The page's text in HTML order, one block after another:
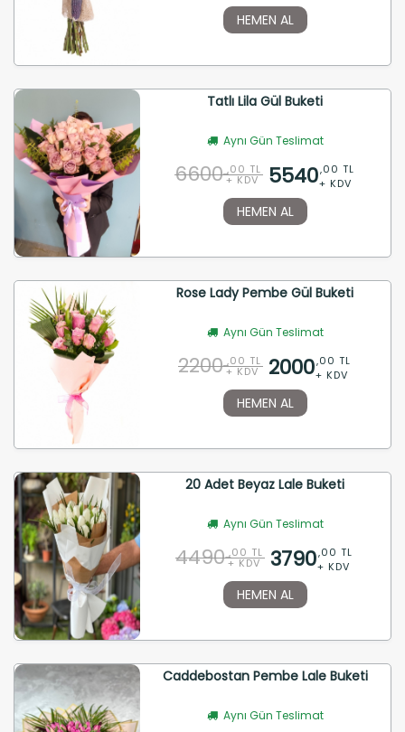
HEMEN AL
Tatlı Lila Gül Buketi
Aynı Gün Teslimat
6600 ,00 TL
+ KDV 5540,00 TL
+ KDV
HEMEN AL
Rose Lady Pembe Gül Buketi
Aynı Gün Teslimat
2200 ,00 TL
+ KDV 2000,00 TL
+ KDV
HEMEN AL
20 Adet Beyaz Lale Buketi
Aynı Gün Teslimat
4490 ,00 TL
+ KDV 3790,00 TL
+ KDV
HEMEN AL
Caddebostan Pembe Lale Buketi
Aynı Gün Teslimat